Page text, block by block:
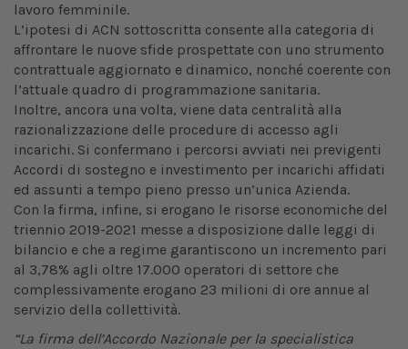
lavoro femminile.
L’ipotesi di ACN sottoscritta consente alla categoria di
affrontare le nuove sfide prospettate con uno strumento
contrattuale aggiornato e dinamico, nonché coerente con
l’attuale quadro di programmazione sanitaria.
Inoltre, ancora una volta, viene data centralità alla
razionalizzazione delle procedure di accesso agli
incarichi. Si confermano i percorsi avviati nei previgenti
Accordi di sostegno e investimento per incarichi affidati
ed assunti a tempo pieno presso un’unica Azienda.
Con la firma, infine, si erogano le risorse economiche del
triennio 2019-2021 messe a disposizione dalle leggi di
bilancio e che a regime garantiscono un incremento pari
al 3,78% agli oltre 17.000 operatori di settore che
complessivamente erogano 23 milioni di ore annue al
servizio della collettività.
“La firma dell’Accordo Nazionale per la specialistica